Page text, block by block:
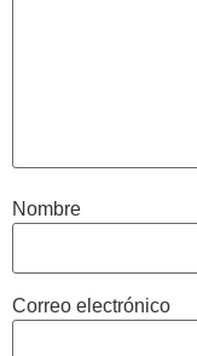
Nombre
Correo electrónico